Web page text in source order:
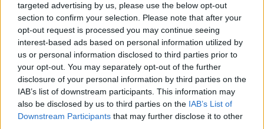
targeted advertising by us, please use the below opt-out
section to confirm your selection. Please note that after your
opt-out request is processed you may continue seeing
interest-based ads based on personal information utilized by
us or personal information disclosed to third parties prior to
your opt-out. You may separately opt-out of the further
disclosure of your personal information by third parties on the
IAB’s list of downstream participants. This information may
also be disclosed by us to third parties on the IAB’s List of
Downstream Participants that may further disclose it to other
Visi įrašai
Žiūrimiausi įrašai
00:00:30
Vaizdai iš tragiškos avarijos Vilniaus r.: dviejų moterų ir